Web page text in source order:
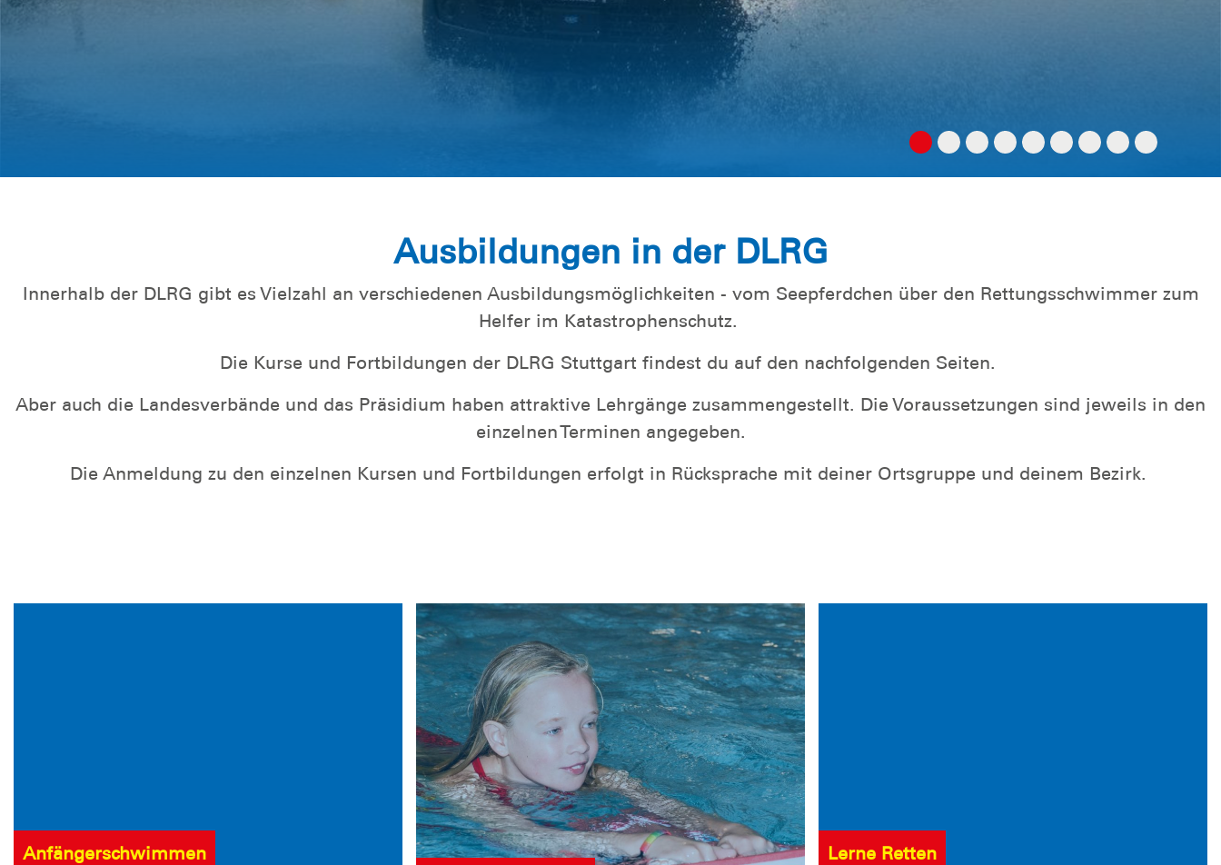
Ausbildungen in der DLRG
Innerhalb der DLRG gibt es Vielzahl an verschiedenen Ausbildungsmöglichkeiten - vom Seepferdchen über den Rettungsschwimmer zum
Helfer im Katastrophenschutz.
Die Kurse und Fortbildungen der DLRG Stuttgart findest du auf den nachfolgenden Seiten.
Aber auch die Landesverbände und das Präsidium haben attraktive Lehrgänge zusammengestellt. Die Voraussetzungen sind jeweils in den
einzelnen Terminen angegeben.
Die Anmeldung zu den einzelnen Kursen und Fortbildungen erfolgt in Rücksprache mit deiner Ortsgruppe und deinem Bezirk.
Anfängerschwimmen Lerne Retten